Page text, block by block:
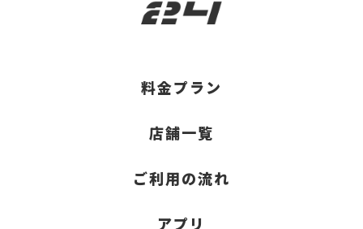
料金プラン
店舗一覧
ご利用の流れ
アプリ